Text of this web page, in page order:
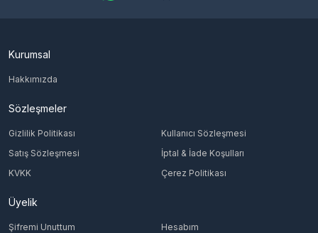
Kurumsal
Hakkımızda
Sözleşmeler
Gizlilik Politikası
Kullanıcı Sözleşmesi
Satış Sözleşmesi
İptal & İade Koşulları
KVKK
Çerez Politikası
Üyelik
Şifremi Unuttum
Hesabım